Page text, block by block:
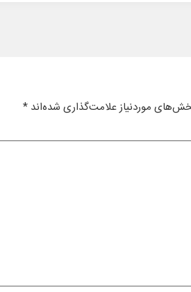
موردنیاز علامت‌گذاری شده‌اند*